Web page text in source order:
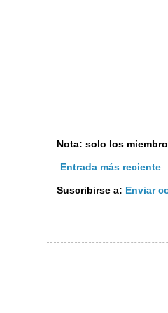
Nota: solo los
Entrada más reciente
Suscribirse a: Enviar